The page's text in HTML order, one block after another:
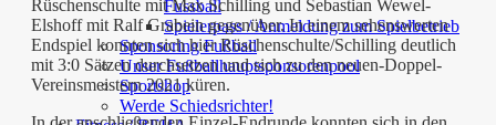
Fussball
Spielerpass / Anmeldung zum Spielbetrieb
Sponsoring Fußball
Unser Fußballhauptsponsorenpool
Sportshop
Werde Schiedsrichter!
Rüschenschulte mit Max Schilling und Sebastian Wewel-
Elshoff mit Ralf Grabein gegenüber. In einem sehenswerten
Endspiel konnten sich hier Rüschenschulte/Schilling deutlich
mit 3:0 Sätzen durchsetzen und sich zu den neuen-Doppel-
Vereinsmeistern 2021 küren.